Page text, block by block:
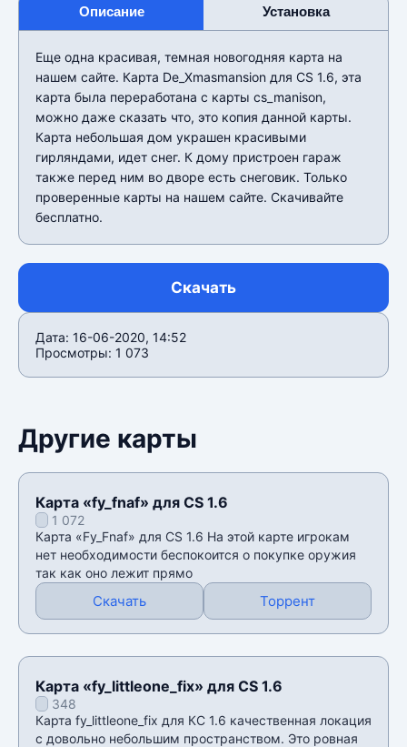
Описание Установка
Еще одна красивая, темная новогодняя карта на
нашем сайте. Карта De_Xmasmansion для CS 1.6, эта
карта была переработана с карты cs_manison,
можно даже сказать что, это копия данной карты.
Карта небольшая дом украшен красивыми
гирляндами, идет снег. К дому пристроен гараж
также перед ним во дворе есть снеговик. Только
проверенные карты на нашем сайте. Скачивайте
бесплатно.
Скачать
Дата: 16-06-2020, 14:52
Просмотры: 1 073
Другие карты
Карта «fy_fnaf» для CS 1.6
1 072
Карта «Fy_Fnaf» для CS 1.6 На этой карте игрокам
нет необходимости беспокоится о покупке оружия
так как оно лежит прямо
Скачать Торрент
Карта «fy_littleone_fix» для CS 1.6
348
Карта fy_littleone_fix для КС 1.6 качественная локация
с довольно небольшим пространством. Это ровная